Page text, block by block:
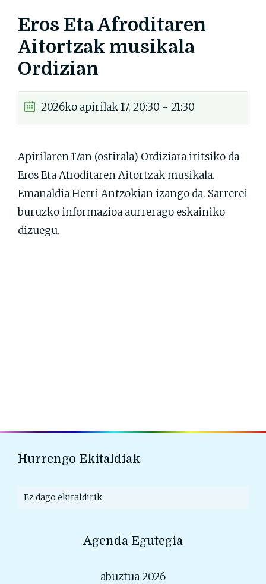
Eros Eta Afroditaren
Aitortzak musikala
Ordizian
2026ko apirilak 17, 20:30 - 21:30
Apirilaren 17an (ostirala) Ordiziara iritsiko da
Eros Eta Afroditaren Aitortzak musikala.
Emanaldia Herri Antzokian izango da. Sarrerei
buruzko informazioa aurrerago eskainiko
dizuegu.
Hurrengo Ekitaldiak
Ez dago ekitaldirik
Agenda Egutegia
abuztua 2026